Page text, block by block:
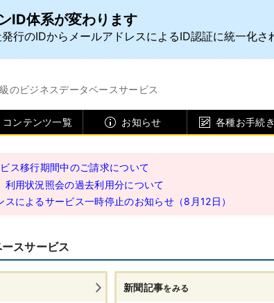
のビジネスデータベースサービス
コンテンツ一覧 お知らせ 各種お手続き
ス移行期間中のご請求について
利用状況照会の過去利用分について
スによるサービス一時停止のお知らせ（8月12日）
スサービス
新聞記事をみる